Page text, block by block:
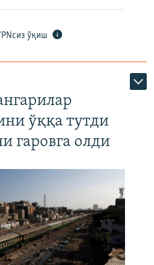
ўқиш
ўққа тутди
гаровга олди